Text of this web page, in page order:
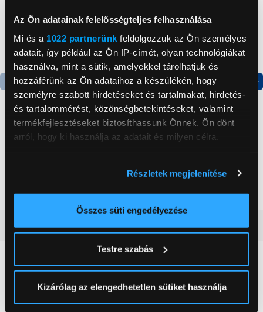
Az Ön adatainak felelősségteljes felhasználása
Mi és a 1022 partnerünk feldolgozzuk az Ön személyes
adatait, így például az Ön IP-címét, olyan technológiákat
használva, mint a sütik, amelyekkel tárolhatjuk és
hozzáférünk az Ön adataihoz a készülékén, hogy
személyre szabott hirdetéseket és tartalmakat, hirdetés-
és tartalommérést, közönségbetekintéseket, valamint
termékfejlesztéseket biztosíthassunk Önnek. Ön dönt
arról, hogy ki használja az adatait és milyen célra.
elhelyezkedéséről pár méteres pontossággal
Az Ön készülékén beazonosítása annak konkrét
módjairól és adja meg preferenciáit aRészletek
pontban. Bármikor módosíthatja vagy visszavonhatja a
Sütinyilatkozathoz való hozzájárulását.
Részletek megjelenítése
Összes süti engedélyezése
Testre szabás
Kizárólag az elengedhetetlen sütiket használja
Termék adatlap
Gorenje NRS8182KX Side
Termék adatlap
Gorenje N619EAXL4
179 999 Ft
Vásárlói vélemények(0)
0
0 értékelés